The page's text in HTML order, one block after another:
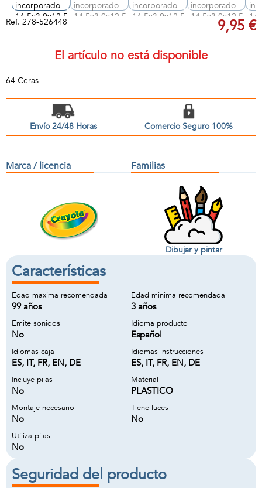
Ref. 278-526448 9,95 €
El artículo no está disponible
64 Ceras
Envío 24/48 Horas Comercio Seguro 100%
Marca / licencia Familias
Dibujar y pintar
Características
Edad maxima recomendada
99 años
Edad minima recomendada
3 años
Emite sonidos
No
Idioma producto
Español
Idiomas caja
ES, IT, FR, EN, DE
Idiomas instrucciones
ES, IT, FR, EN, DE
Incluye pilas
No
Material
PLASTICO
Montaje necesario
No
Tiene luces
No
Utiliza pilas
No
Seguridad del producto